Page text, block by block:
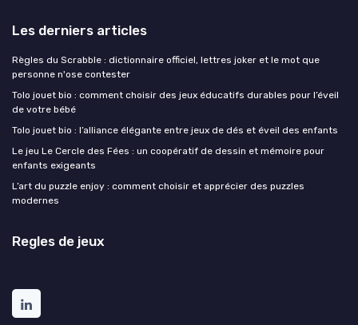
Les derniers articles
Règles du Scrabble : dictionnaire officiel, lettres joker et le mot que
personne n'ose contester
Tolo jouet bio : comment choisir des jeux éducatifs durables pour l’éveil
de votre bébé
Tolo jouet bio : l’alliance élégante entre jeux de dés et éveil des enfants
Le jeu Le Cercle des Fées : un coopératif de dessin et mémoire pour
enfants exigeants
L’art du puzzle enjoy : comment choisir et apprécier des puzzles
modernes
Regles de jeux